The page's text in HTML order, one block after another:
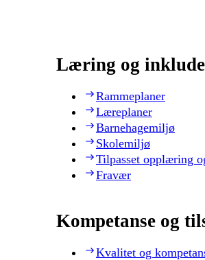
Læring og
Rammeplaner
Læreplaner
Barnehagemiljø
Skolemiljø
Tilpasset opplæring
Fravær
Kompetanse og
Kvalitet og